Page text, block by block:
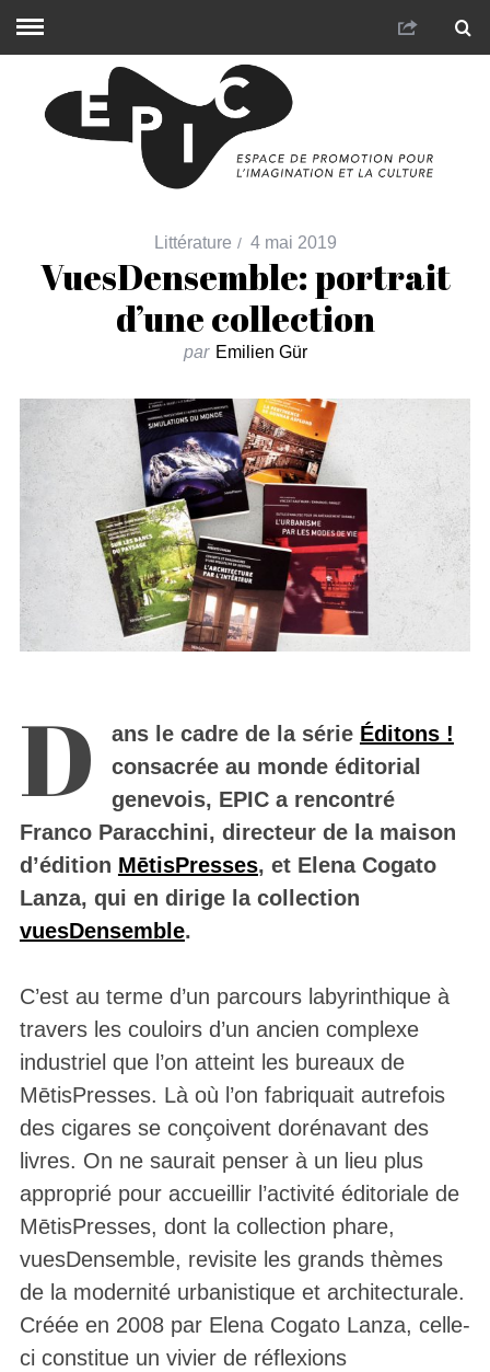
Littérature 4 mai 2019
VuesDensemble: portrait
d’une collection
par Emilien Gür
D ans le cadre de la série Éditons !
consacrée au monde éditorial
genevois, EPIC a rencontré
Franco Paracchini, directeur de la maison
d’édition MētisPresses, et Elena Cogato
Lanza, qui en dirige la collection
vuesDensemble.
C’est au terme d’un parcours labyrinthique à
travers les couloirs d’un ancien complexe
industriel que l’on atteint les bureaux de
MētisPresses. Là où l’on fabriquait autrefois
des cigares se conçoivent dorénavant des
livres. On ne saurait penser à un lieu plus
approprié pour accueillir l’activité éditoriale de
MētisPresses, dont la collection phare,
vuesDensemble, revisite les grands thèmes
de la modernité urbanistique et architecturale.
Créée en 2008 par Elena Cogato Lanza, celle-
ci constitue un vivier de réflexions